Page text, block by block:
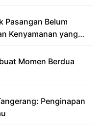
Pasangan Belum
Kenyamanan yang
Momen Berdua
Penginapan